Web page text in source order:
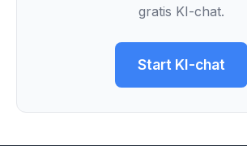
gratis KI-chat.
Start KI-chat